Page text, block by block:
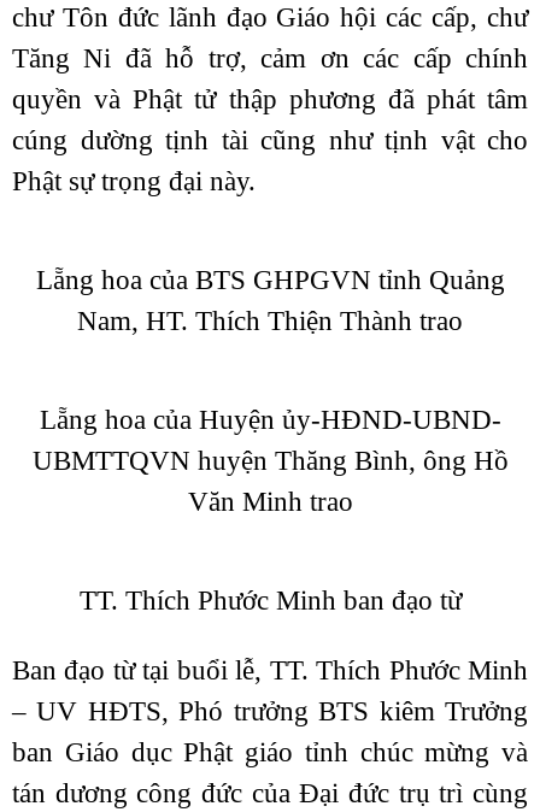
chư Tôn đức lãnh đạo Giáo hội các cấp, chư
Tăng Ni đã hỗ trợ, cảm ơn các cấp chính
quyền và Phật tử thập phương đã phát tâm
cúng dường tịnh tài cũng như tịnh vật cho
Phật sự trọng đại này.
Lẵng hoa của BTS GHPGVN tỉnh Quảng
Nam, HT. Thích Thiện Thành trao
Lẵng hoa của Huyện ủy-HĐND-UBND-
UBMTTQVN huyện Thăng Bình, ông Hồ
Văn Minh trao
TT. Thích Phước Minh ban đạo từ
Ban đạo từ tại buổi lễ, TT. Thích Phước Minh
– UV HĐTS, Phó trưởng BTS kiêm Trưởng
ban Giáo dục Phật giáo tỉnh chúc mừng và
tán dương công đức của Đại đức trụ trì cùng